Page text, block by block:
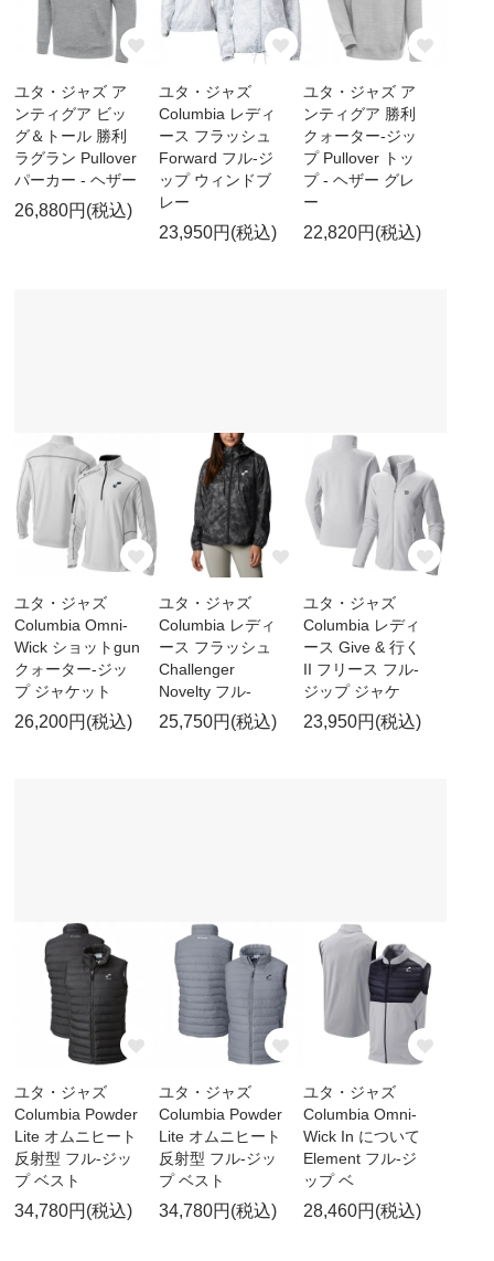
ユタ・ジャズ ア
ンティグア ビッ
グ＆トール 勝利
ラグラン Pullover
パーカー - ヘザー
26,880円(税込)
ユタ・ジャズ
Columbia レディ
ース フラッシュ
Forward フル-ジ
ップ ウィンドブ
レー
23,950円(税込)
ユタ・ジャズ ア
ンティグア 勝利
クォーター-ジッ
プ Pullover トッ
プ - ヘザー グレ
ー
22,820円(税込)
ユタ・ジャズ
Columbia Omni-
Wick ショットgun
クォーター-ジッ
プ ジャケット
26,200円(税込)
ユタ・ジャズ
Columbia レディ
ース フラッシュ
Challenger
Novelty フル-
25,750円(税込)
ユタ・ジャズ
Columbia レディ
ース Give & 行く
II フリース フル-
ジップ ジャケ
23,950円(税込)
ユタ・ジャズ
Columbia Powder
Lite オムニヒート
反射型 フル-ジッ
プ ベスト
34,780円(税込)
ユタ・ジャズ
Columbia Powder
Lite オムニヒート
反射型 フル-ジッ
プ ベスト
34,780円(税込)
ユタ・ジャズ
Columbia Omni-
Wick In について
Element フル-ジ
ップ ベ
28,460円(税込)